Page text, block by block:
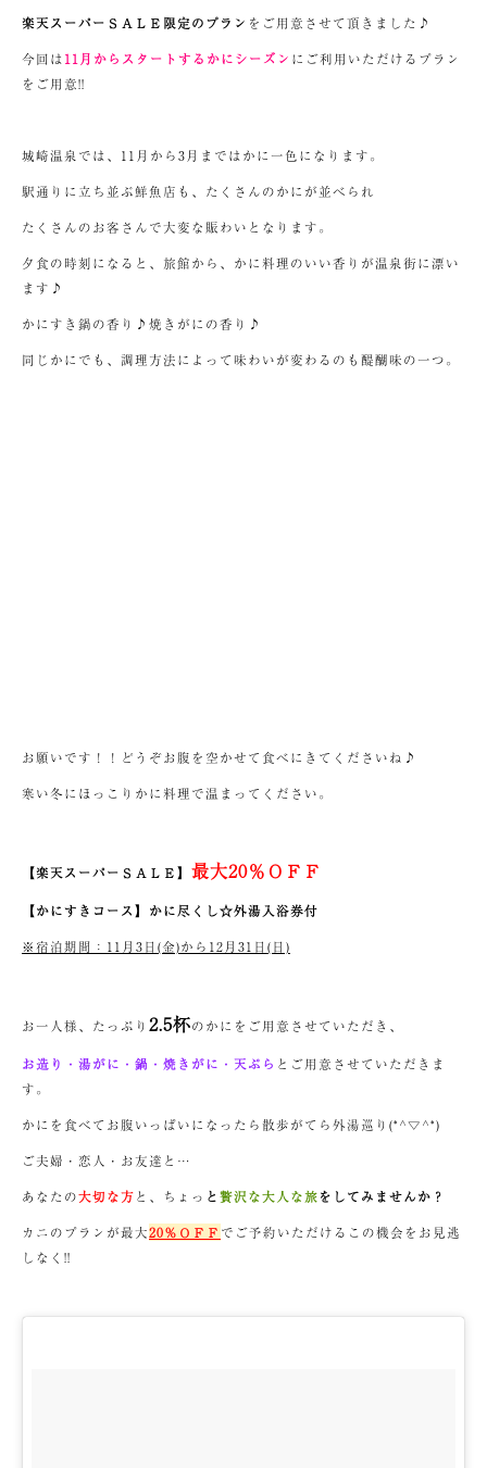
楽天スーパーＳＡＬＥ限定のプラン をご用意させて頂きました♪
今回は 11月からスタートするかにシーズン にご利用いただけるプラン
をご用意!!
城崎温泉では、11月から3月まではかに一色になります。
駅通りに立ち並ぶ鮮魚店も、たくさんのかにが並べられ
たくさんのお客さんで大変な賑わいとなります。
夕食の時刻になると、旅館から、かに料理のいい香りが温泉街に漂い
ます♪
かにすき鍋の香り♪焼きがにの香り♪
同じかにでも、調理方法によって味わいが変わるのも醍醐味の一つ。
お願いです！！どうぞお腹を空かせて食べにきてくださいね♪
寒い冬にほっこりかに料理で温まってください。
【楽天スーパーＳＡＬＥ】 最大20％ＯＦＦ
【かにすきコース】かに尽くし☆外湯入浴券付
※宿泊期間：11月3日(金)から12月31日(日)
お一人様、たっぷり 2.5杯のかにをご用意させていただき、
お造り・湯がに・鍋・焼きがに・天ぷら とご用意させていただきま
す。
かにを食べてお腹いっぱいになったら散歩がてら外湯巡り(*^▽^*)
ご夫婦・恋人・お友達と…
あなたの大切な方と、ちょっ と 贅沢な大人な旅をしてみませんか？
カニのプランが最大20％ＯＦＦ でご予約いただけるこの機会をお見逃
しなく!!